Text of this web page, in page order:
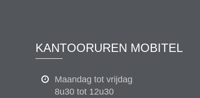
KANTOORUREN MOBITEL
Maandag tot vrijdag
8u30 tot 12u30